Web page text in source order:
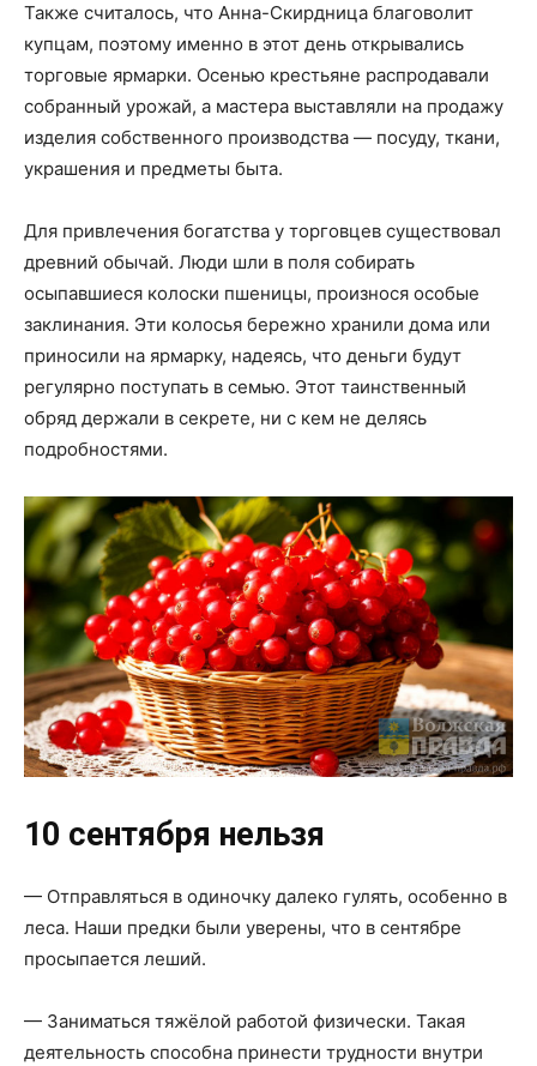
Также считалось, что Анна-Скирдница благоволит
купцам, поэтому именно в этот день открывались
торговые ярмарки. Осенью крестьяне распродавали
собранный урожай, а мастера выставляли на продажу
изделия собственного производства — посуду, ткани,
украшения и предметы быта.
Для привлечения богатства у торговцев существовал
древний обычай. Люди шли в поля собирать
осыпавшиеся колоски пшеницы, произнося особые
заклинания. Эти колосья бережно хранили дома или
приносили на ярмарку, надеясь, что деньги будут
регулярно поступать в семью. Этот таинственный
обряд держали в секрете, ни с кем не делясь
подробностями.
10 сентября нельзя
— Отправляться в одиночку далеко гулять, особенно в
леса. Наши предки были уверены, что в сентябре
просыпается леший.
— Заниматься тяжёлой работой физически. Такая
деятельность способна принести трудности внутри